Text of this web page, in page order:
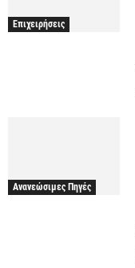
Επιχειρήσεις
Ανανεώσιμες Πηγές